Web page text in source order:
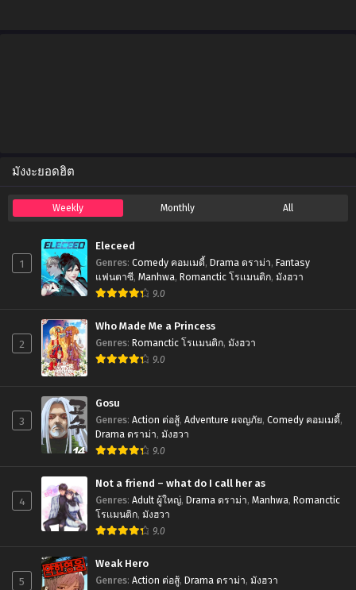
Chapter 13
September 26, 2023
September 26, 2023
Chapter 11
September 26, 2023
Chapter 10
September 26, 2023
Chapter 9
Chapter 8
September 26, 2023
September 26, 2023
Chapter 6
September 26, 2023
Chapter 5
September 26, 2023
มังงะยอดฮิต
Weekly Monthly All
1
Eleceed
Genres: Comedy คอมเมดี้, Drama ดราม่า, Fantasy
แฟนตาซี, Manhwa, Romanctic โรเเมนติก, มังฮวา
9.0
2
Who Made Me a Princess
Genres: Romanctic โรเเมนติก, มังฮวา
9.0
3
Gosu
Genres: Action ต่อสู้, Adventure ผจญภัย, Comedy คอมเมดี้,
Drama ดราม่า, มังฮวา
9.0
4
Not a friend – what do I call her as
Genres: Adult ผู้ใหญ่, Drama ดราม่า, Manhwa, Romanctic
โรเเมนติก, มังฮวา
9.0
5
Weak Hero
Genres: Action ต่อสู้, Drama ดราม่า, มังฮวา